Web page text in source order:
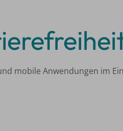
mobile Anwendungen im